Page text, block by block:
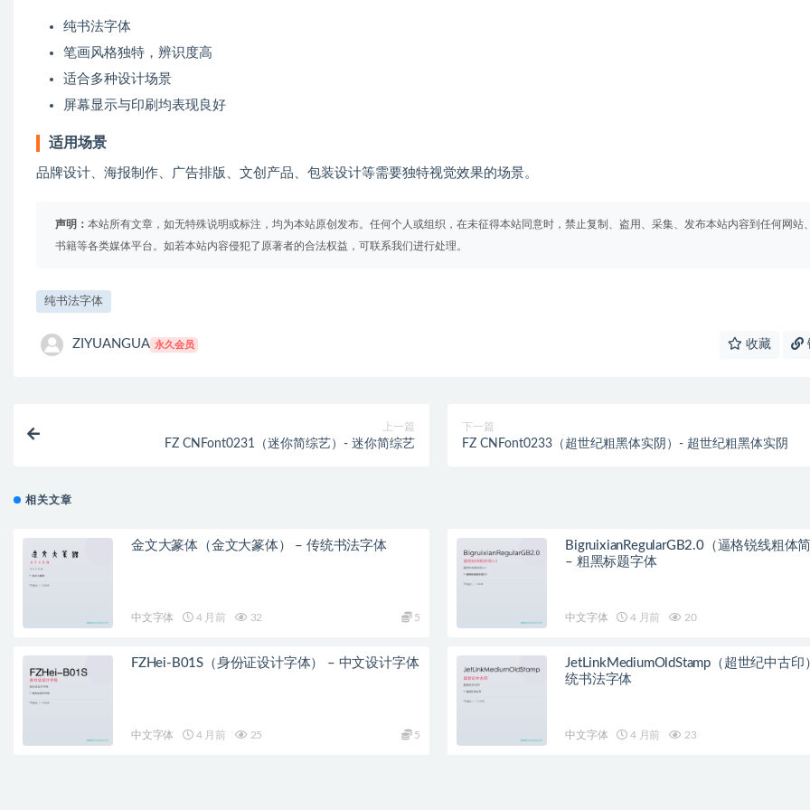
纯书法字体
笔画风格独特，辨识度高
适合多种设计场景
屏幕显示与印刷均表现良好
适用场景
品牌设计、海报制作、广告排版、文创产品、包装设计等需要独特视觉效果的场景。
声明： 本站所有文章，如无特殊说明或标注，均为本站原创发布。任何个人或组织，在未征得本站同意时，禁止复制、盗用、采集、发布本站内容到任何网站
书籍等各类媒体平台。如若本站内容侵犯了原著者的合法权益，可联系我们进行处理。
纯书法字体
ZIYUANGUA 永久会员 收藏
上一篇
FZ CNFont0231（迷你简综艺）- 迷你简综艺
下一篇
FZ CNFont0233（超世纪粗黑体实阴）- 超世纪粗黑体实阴
相关文章
金文大篆体（金文大篆体） – 传统书法字体
中文字体 4 月前 32 5
BigruixianRegularGB2.0（逼格锐线粗体
– 粗黑标题字体
中文字体 4 月前 20
FZHei-B01S（身份证设计字体） – 中文设计字体
中文字体 4 月前 25 5
JetLinkMediumOldStamp（超世纪中古印
统书法字体
中文字体 4 月前 23